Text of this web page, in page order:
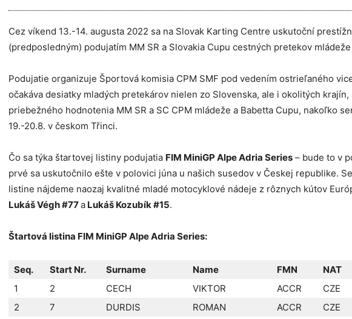
Cez víkend 13.-14. augusta 2022 sa na Slovak Karting Centre uskutoční
(predposledným) podujatím MM SR a Slovakia Cupu cestných pretekov
Podujatie organizuje Športová komisia CPM SMF pod vedením ostrieľaného
očakáva desiatky mladých pretekárov nielen zo Slovenska, ale i okolitých
priebežného hodnotenia MM SR a SC CPM mládeže a Babetta Cupu, nakoľko
19.-20.8. v českom Třinci.
Čo sa týka štartovej listiny podujatia FIM MiniGP Alpe Adria Series – bude to v
prvé sa uskutočnilo ešte v polovici júna u našich susedov v Českej republike.
listine nájdeme naozaj kvalitné mladé motocyklové nádeje z rôznych kútov
Lukáš Végh #77a Lukáš Kozubík #15.
Štartová listina FIM MiniGP Alpe Adria Series:
Seq. Start Nr. Surname Name FMN NAT
1
2 CECH VIKTOR ACCR CZE
2
7 DURDIS ROMAN ACCR CZE